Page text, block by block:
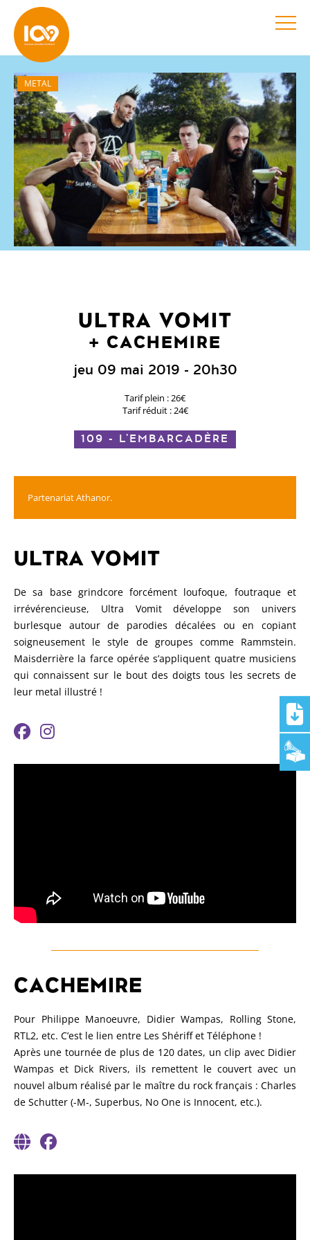
METAL
ULTRA VOMIT
CACHEMIRE
jeu 09 mai 2019 - 20h30
Tarif plein : 26€
Tarif réduit : 24€
109 - L'EMBARCADÈRE
Partenariat Athanor.
ULTRA VOMIT
De sa base grindcore forcément loufoque, foutraque et
irrévérencieuse, Ultra Vomit développe son univers
burlesque autour de parodies décalées ou en copiant
soigneusement le style de groupes comme Rammstein.
Maisderrière la farce opérée s’appliquent quatre musiciens
qui connaissent sur le bout des doigts tous les secrets de
leur metal illustré !
CACHEMIRE
Pour Philippe Manoeuvre, Didier Wampas, Rolling Stone,
RTL2, etc. C’est le lien entre Les Shériff et Téléphone !
Après une tournée de plus de 120 dates, un clip avec Didier
Wampas et Dick Rivers, ils remettent le couvert avec un
nouvel album réalisé par le maître du rock français : Charles
de Schutter (-M-, Superbus, No One is Innocent, etc.).